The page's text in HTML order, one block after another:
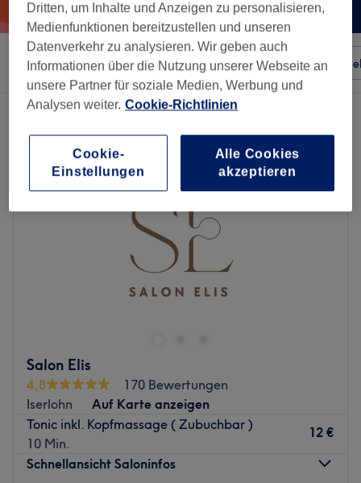
Sortieren nach Besonderheiten Salons
Ein Salon, der anbietet: kopfmassage in Innenstadt, Iserlohn
Salon Elis
4,8
170 Bewertungen
Iserlohn
Auf Karte anzeigen
Tonic inkl. Kopfmassage ( Zubuchbar )
10 Min.
12 €
Schnellansicht Saloninfos
Dritten, um Inhalte und Anzeigen zu personalisieren,
Medienfunktionen bereitzustellen und unseren
Datenverkehr zu analysieren. Wir geben auch
Informationen über die Nutzung unserer Webseite an
unsere Partner für soziale Medien, Werbung und
Analysen weiter. Cookie-Richtlinien
Cookie-
Einstellungen
Alle Cookies
akzeptieren